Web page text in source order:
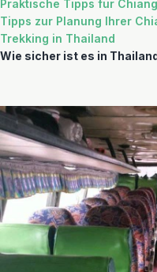
Praktische Tipps für
Tipps zur Planung Ihrer
Trekking in Thailand
Wie sicher ist es in